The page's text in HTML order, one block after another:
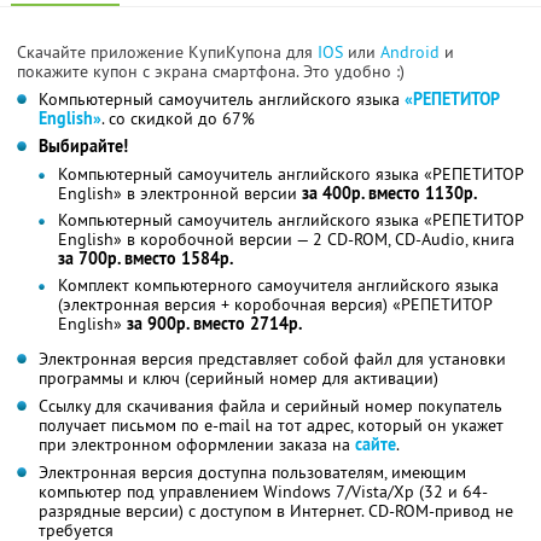
Скачайте приложение КупиКупона для IOS или Android и
покажите купон с экрана смартфона. Это удобно :)
Компьютерный самоучитель английского языка «РЕПЕТИТОР
English». со скидкой до 67%
Выбирайте!
Компьютерный самоучитель английского языка «РЕПЕТИТОР
English» в электронной версии за 400р. вместо 1130р.
Компьютерный самоучитель английского языка «РЕПЕТИТОР
English» в коробочной версии — 2 CD-ROM, CD-Audio, книга
за 700р. вместо 1584р.
Комплект компьютерного самоучителя английского языка
(электронная версия + коробочная версия) «РЕПЕТИТОР
English» за 900р. вместо 2714р.
Электронная версия представляет собой файл для установки
программы и ключ (серийный номер для активации)
Ссылку для скачивания файла и серийный номер покупатель
получает письмом по e-mail на тот адрес, который он укажет
при электронном оформлении заказа на сайте.
Электронная версия доступна пользователям, имеющим
компьютер под управлением Windows 7/Vista/Xp (32 и 64-
разрядные версии) с доступом в Интернет. CD-ROM-привод не
требуется